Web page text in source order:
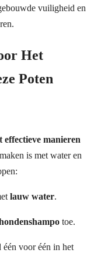
vuiligheid en
Het
Poten
effectieve manieren
is met water en
lauw water.
toe.
voor één in het